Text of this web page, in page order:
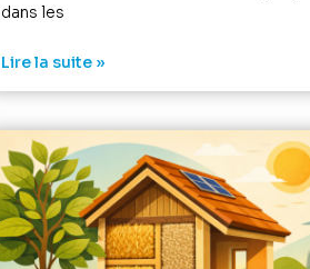
dans les
Lire la suite »